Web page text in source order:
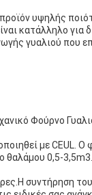
υψηλής
κατάλληλο για
γυαλιού που
Φούρνο
με CEUL. Ο
θαλάμου 0,5-
συντήρηση